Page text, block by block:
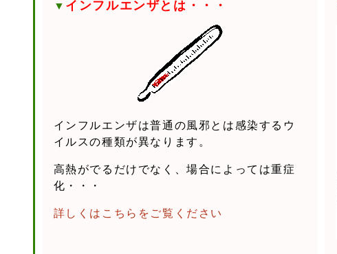
▼ インフルエンザとは・・・
インフルエンザは普通の風邪とは感染するウ
イルスの種類が異なります。
高熱がでるだけでなく、場合によっては重症
化・・・
詳しくはこちらをご覧ください